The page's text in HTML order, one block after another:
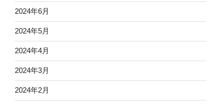
2024年6月
2024年5月
2024年4月
2024年3月
2024年2月